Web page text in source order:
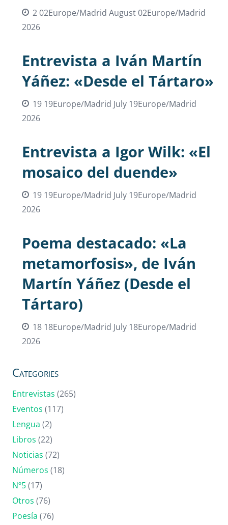
2 02Europe/Madrid August 02Europe/Madrid
2026
Entrevista a Iván Martín
Yáñez: «Desde el Tártaro»
19 19Europe/Madrid July 19Europe/Madrid
2026
Entrevista a Igor Wilk: «El
mosaico del duende»
19 19Europe/Madrid July 19Europe/Madrid
2026
Poema destacado: «La
metamorfosis», de Iván
Martín Yáñez (Desde el
Tártaro)
18 18Europe/Madrid July 18Europe/Madrid
2026
Categories
Entrevistas (265)
Eventos (117)
Lengua (2)
Libros (22)
Noticias (72)
Números (18)
Nº5(17)
Otros (76)
Poesía (76)